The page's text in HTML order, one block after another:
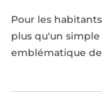
Pour les
plus qu'un
emblématique de la